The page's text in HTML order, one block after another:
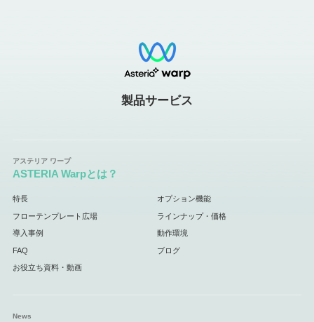
製品サービス
ASTERIA Warpとは？
特長 オプション機能
フローテンプレート広場 ラインナップ・価格
導入事例 動作環境
FAQ ブログ
お役立ち資料・動画